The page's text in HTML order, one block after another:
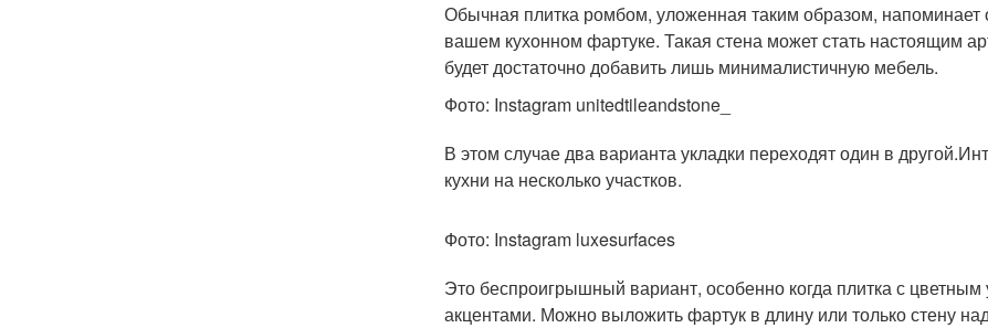
Обычная плитка ромбом, уложенная таким образом,
вашем кухонном фартуке. Такая стена может стать настоящим
будет достаточно добавить лишь минималистичную мебель.
Фото: Instagram unitedtileandstone_
В этом случае два варианта укладки переходят один в
кухни на несколько участков.
Фото: Instagram luxesurfaces
Это беспроигрышный вариант, особенно когда плитка с
акцентами. Можно выложить фартук в длину или только стену